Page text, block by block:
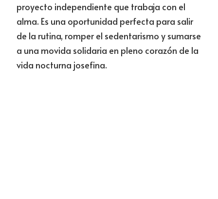
proyecto independiente que trabaja con el
alma. Es una oportunidad perfecta para salir
de la rutina, romper el sedentarismo y sumarse
a una movida solidaria en pleno corazón de la
vida nocturna josefina.